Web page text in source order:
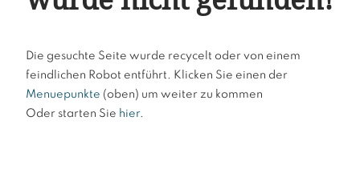
Die gesuchte Seite wurde recycelt oder von einem
feindlichen Robot entführt. Klicken Sie einen der
Menuepunkte (oben) um weiter zu kommen
Oder starten Sie hier.